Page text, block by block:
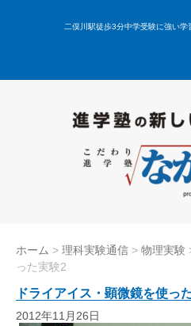
二俣川駅徒歩3分中学受験に強い
ホーム > 理科実験通信 > 物理実験
った実験2
ドライアイス・顕微鏡を使っ
2012年11月26日